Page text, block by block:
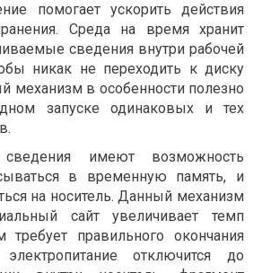
помогает ускорить действия
Среда на время хранит
сведения внутри рабочей
никак не переходить к диску
механизм в особенности полезно
запуске одинаковых и тех
имеют возможность
в временную память, и
на носитель. Данный механизм
сайт увеличивает темп
правильного окончания
отключится до